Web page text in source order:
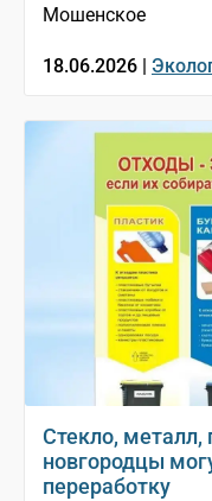
Мошенское
18.06.2026 |
Стекло, металл,
новгородцы
переработку